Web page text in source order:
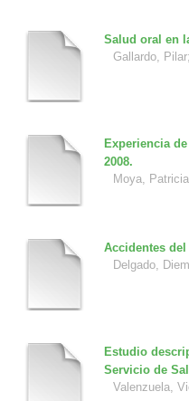
Salud oral en
Gallardo, Pilar;
Experiencia
2008.
Moya, Patricia
Accidentes
Delgado,
Estudio
Servicio de
Valenzuela,